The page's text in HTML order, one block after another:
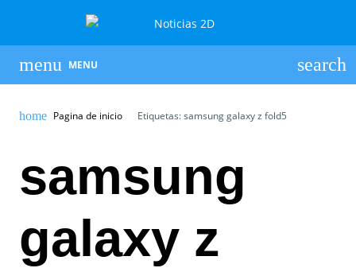
MENU
Pagina de inicio Etiquetas: samsung galaxy z fold5
samsung
galaxy z